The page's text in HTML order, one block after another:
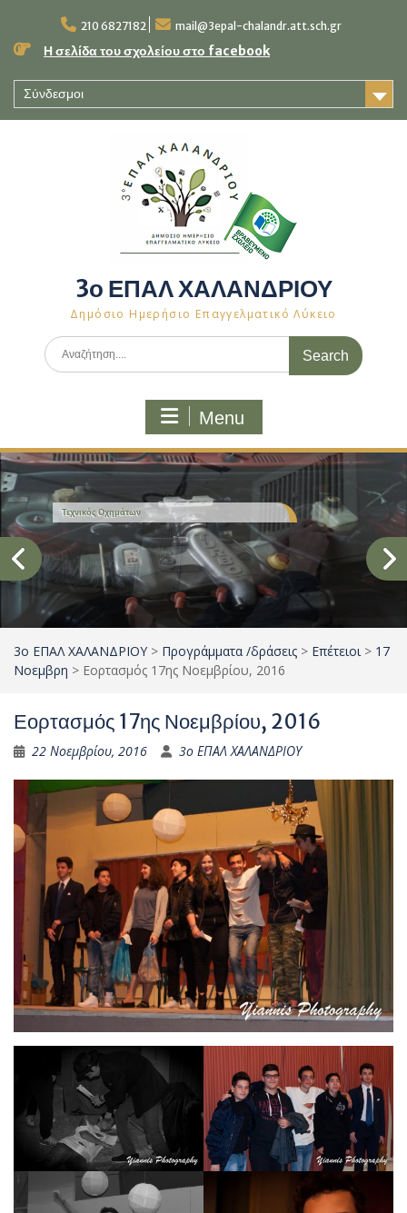
content
210 6827182 mail@3epal-chalandr.att.sch.gr
Η σελίδα του σχολείου στο facebook
Σύνδεσμοι
3ο ΕΠΑΛ ΧΑΛΑΝΔΡΙΟΥ
Δημόσιο Ημερήσιο Επαγγελματικό Λύκειο
Search
for:
Menu
Τεχνικός Εγκαταστάσεων Ψύξης Αερισμού και
Κλιματισμού
3ο ΕΠΑΛ ΧΑΛΑΝΔΡΙΟΥ > Προγράμματα /δράσεις > Επέτειοι> 17
Νοεμβρη > Εορτασμός 17ης Νοεμβρίου, 2016
Εορτασμός 17ης Νοεμβρίου, 2016
22 Νοεμβρίου, 2016 3ο ΕΠΑΛ ΧΑΛΑΝΔΡΙΟΥ